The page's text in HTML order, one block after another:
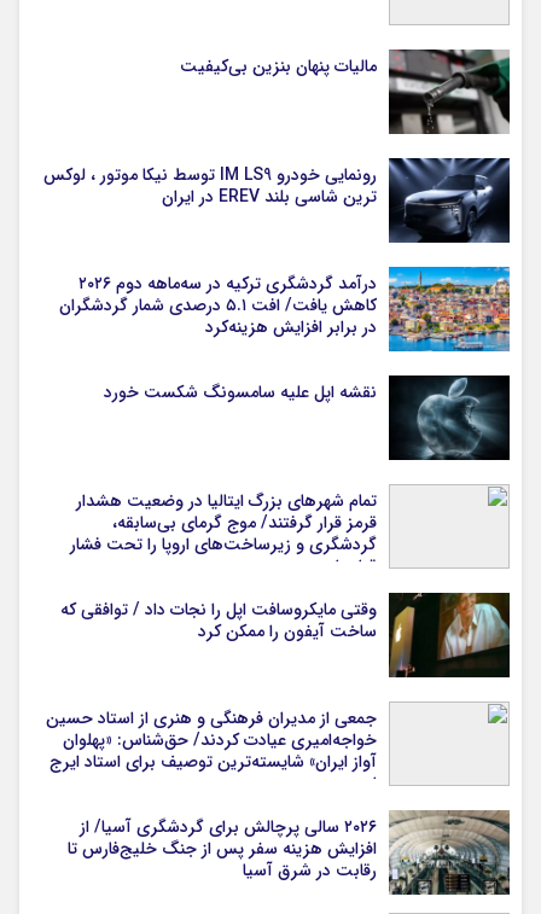
مالیات پنهان بنزین بی‌کیفیت
رونمایی خودرو IM LS9 توسط نیکا موتور ، لوکس
ترین شاسی بلند EREV در ایران
درآمد گردشگری ترکیه در سه‌ماهه دوم ۲۰۲۶
کاهش یافت/ افت ۵.۱ درصدی شمار گردشگران
در برابر افزایش هزینه‌کرد
نقشه اپل علیه سامسونگ شکست خورد
تمام شهرهای بزرگ ایتالیا در وضعیت هشدار
قرمز قرار گرفتند/ موج گرمای بی‌سابقه،
گردشگری و زیرساخت‌های اروپا را تحت فشار
قرار داد
وقتی مایکروسافت اپل را نجات داد / توافقی که
ساخت آیفون را ممکن کرد
جمعی از مدیران فرهنگی و هنری از استاد حسین
خواجه‌امیری عیادت کردند/ حق‌شناس: «پهلوان
آواز ایران» شایسته‌ترین توصیف برای استاد ایرج
است
۲۰۲۶ سالی پرچالش برای گردشگری آسیا/ از
افزایش هزینه سفر پس از جنگ خلیج‌فارس تا
رقابت در شرق آسیا